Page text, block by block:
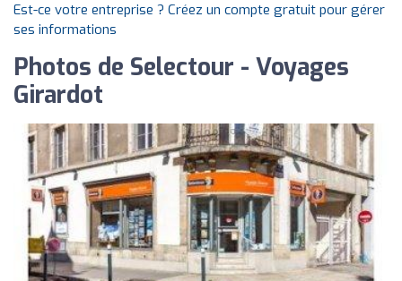
Est-ce votre entreprise ? Créez un compte gratuit pour gérer
ses informations
Photos de Selectour - Voyages
Girardot